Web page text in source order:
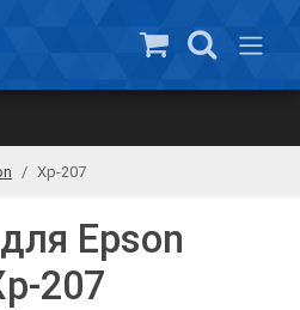
Xp-207
Epson
207